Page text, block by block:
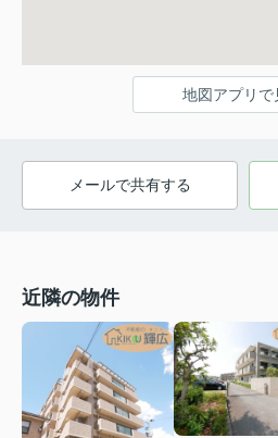
地図アプリで
メールで共有する
近隣の物件